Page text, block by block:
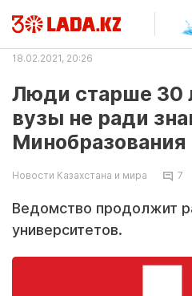
18.02.2021, 20:26
Люди старше 30
вузы не ради
Минобразования
Новости Казахстана и мира 7
Ведомство продолжит
университетов.